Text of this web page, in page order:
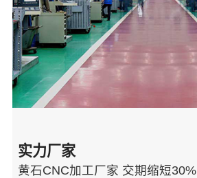
实力厂家
黄石CNC加工厂家 交期缩短30%